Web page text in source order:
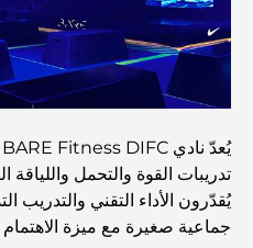
Tradition Meets
Global Competition
المقاهي في نخلة جميرا:
الحياة في الجزيرة
أفضل وجبات الإفطار في دبي:
تدريبات القوة والتحمل
يُقدّرون الأداء التقني
جماعية صغيرة مع ميزة